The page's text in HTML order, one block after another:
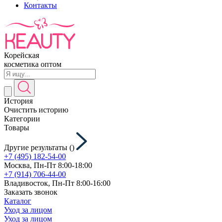
Контакты
Корейская
косметика оптом
История
Очистить историю
Категории
Товары
Другие результаты ()
+7 (495) 182-54-00
Москва, Пн-Пт 8:00-18:00
+7 (914) 706-44-00
Владивосток, Пн-Пт 8:00-16:00
Заказать звонок
Каталог
Уход за лицом
Уход за лицом